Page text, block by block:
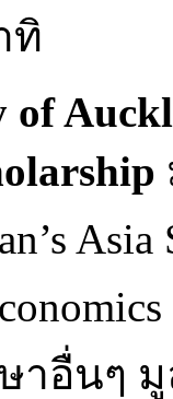
ทิ
of
Asia
อื่นๆ มู